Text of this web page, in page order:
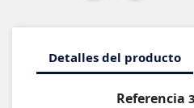
Detalles del producto
Referencia